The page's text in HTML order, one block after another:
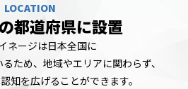
LOCATION
都道府県に設置
ネージは日本全国に
ため、地域やエリアに関わらず、
知を広げることができます。